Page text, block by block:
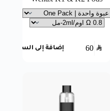
60 SAR إضافة إلى السلة